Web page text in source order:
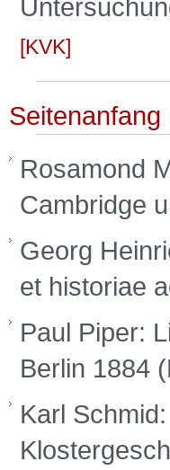
KVK
Seitenanfang
Rosamond
Cambridge
Georg
et historiae
Paul Piper:
Berlin 1884
Karl